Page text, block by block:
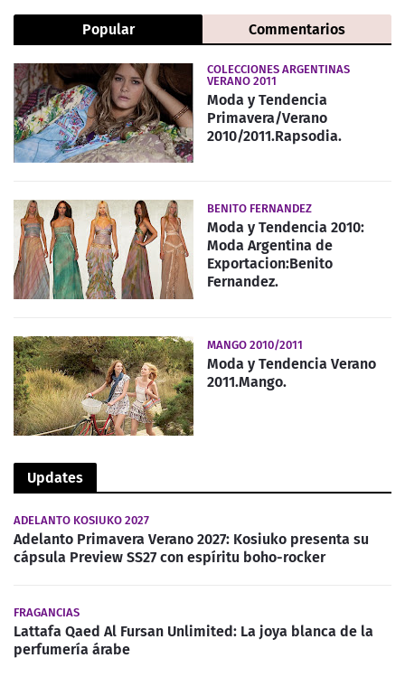
Popular Commentarios
COLECCIONES ARGENTINAS
VERANO 2011
Moda y Tendencia
Primavera/Verano
2010/2011.Rapsodia.
BENITO FERNANDEZ
Moda y Tendencia 2010:
Moda Argentina de
Exportacion:Benito
Fernandez.
MANGO 2010/2011
Moda y Tendencia Verano
2011.Mango.
Updates
ADELANTO KOSIUKO 2027
Adelanto Primavera Verano 2027: Kosiuko presenta su
cápsula Preview SS27 con espíritu boho-rocker
FRAGANCIAS
Lattafa Qaed Al Fursan Unlimited: La joya blanca de la
perfumería árabe